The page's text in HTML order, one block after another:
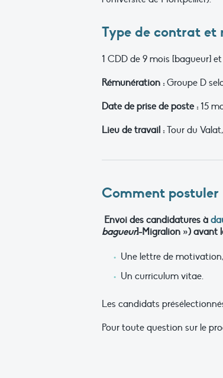
Type de contrat et
1 CDD de 9 mois [bagueur]
Rémunération :Groupe D
Date de prise de poste :15
Lieu de travail :Tour du
Comment postuler
Envoi des candidatures à
bagueur]-Migralion ») avant
Une lettre de
Un curriculum vitae.
Les candidats
Pour toute question sur le